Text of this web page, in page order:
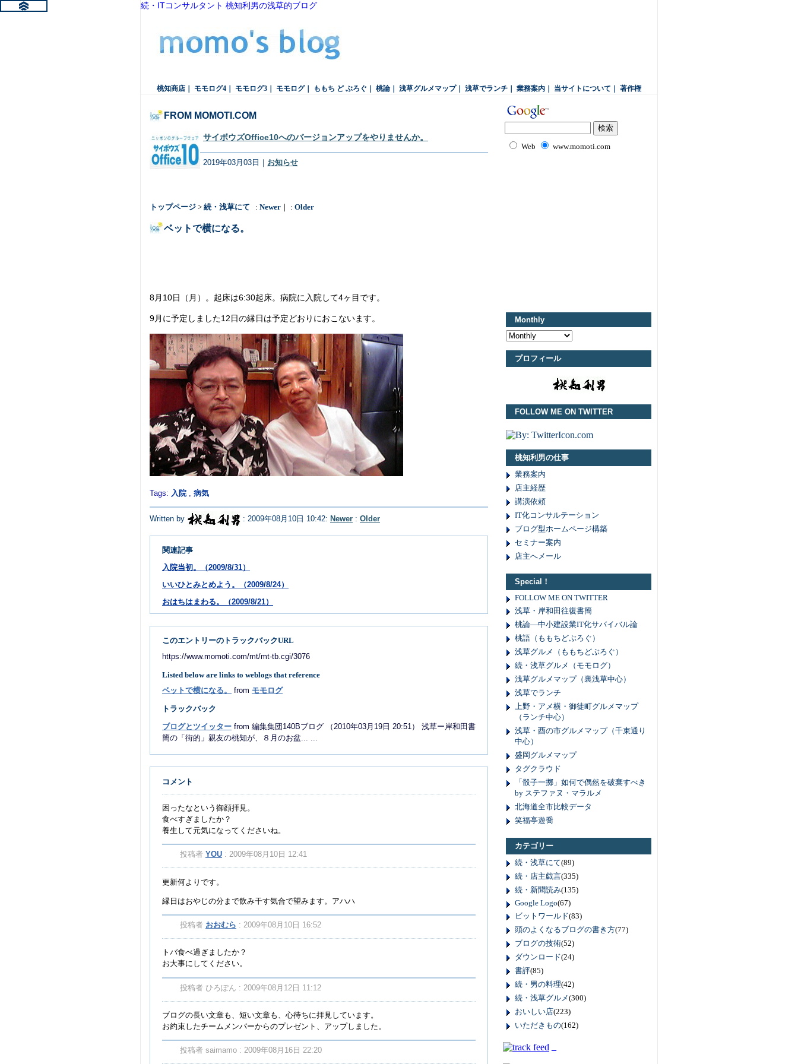
続・ITコンサルタント 桃知利男の浅草的ブログ
桃知商店 モモログ4 モモログ3 モモログ｜ ももち ど ぶろぐ 桃論 浅草グルメマップ｜ 浅草でランチ 業務案内 当サイトについて 著作権
FROM MOMOTI.COM
サイボウズOffice10へのバージョンアップをやりませんか。
2019年03月03日｜ お知らせ
トップページ > 続・浅草にて : Newer ｜ : Older
ベットで横になる。
8月10日（月）。起床は6:30起床。病院に入院して4ヶ目です。
9月に予定しました12日の縁日は予定どおりにおこないます。
Tags: 入院 , 病気
Written by : 2009年08月10日 10:42: Newer : Older
関連記事
入院当初。（2009/8/31）
いいひとみとめよう。（2009/8/24）
おはちはまわる。（2009/8/21）
このエントリーのトラックバックURL
https://www.momoti.com/mt/mt-tb.cgi/3076
Listed below are links to weblogs that reference
ベットで横になる。
from モモログ
トラックバック
ブログとツイッター from 編集集団140Bブログ （2010年03月19日 20:51） 浅草ー岸和田書
簡の「街的」親友の桃知が、８月のお盆... ...
コメント
困ったなという御顔拝見。
食べすぎましたか？
養生して元気になってくださいね。
投稿者 YOU : 2009年08月10日 12:41
更新何よりです。
縁日はおやじの分まで飲み干す気合で望みます。アハハ
投稿者 おおむら : 2009年08月10日 16:52
トバ食べ過ぎましたか？
お大事にしてください。
投稿者 ひろぽん : 2009年08月12日 11:12
ブログの長い文章も、短い文章も、心待ちに拝見しています。
お約束したチームメンバーからのプレゼント、アップしました。
投稿者 saimamo : 2009年08月16日 22:20
Web www.momoti.com
Monthly
プロフィール
FOLLOW ME ON TWITTER
桃知利男の仕事
業務案内
店主経歴
講演依頼
IT化コンサルテーション
ブログ型ホームページ構築
セミナー案内
店主へメール
Special！
FOLLOW ME ON TWITTER
浅草・岸和田往復書簡
桃論―中小建設業IT化サバイバル論
桃語（ももちどぶろぐ）
浅草グルメ（ももちどぶろぐ）
続・浅草グルメ（モモログ）
浅草グルメマップ（裏浅草中心）
浅草でランチ
上野・アメ横・御徒町グルメマップ
（ランチ中心）
浅草・酉の市グルメマップ（千束通り
中心）
盛岡グルメマップ
タグクラウド
「骰子一擲」如何で偶然を破棄すべき
by ステファヌ・マラルメ
北海道全市比較データ
笑福亭遊喬
カテゴリー
続・浅草にて(89)
続・店主戯言(335)
続・新聞読み(135)
Google Logo(67)
ビットワールド(83)
頭のよくなるブログの書き方(77)
ブログの技術(52)
ダウンロード(24)
書評(85)
続・男の料理(42)
続・浅草グルメ(300)
おいしい店(223)
いただきもの(162)